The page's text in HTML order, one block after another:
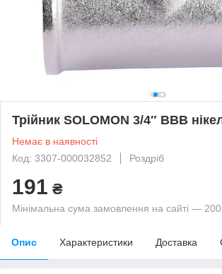
Трійник SOLOMON 3/4″ ВВВ
Немає в наявності
Код: 3307-000032852
Роздріб
191 ₴
Мінімальна сума замовлення на сайті —
Опис Характеристики Доставка